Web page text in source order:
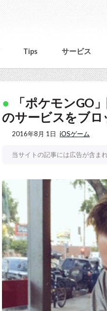
Tips サービス
「ポケモンGO
のサービスをブロ
2016年8月 1日 iOSゲーム
当サイトの記事には広告が含まれ